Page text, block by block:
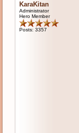
KaraKitan
Administrator
Hero Member
Posts: 3357